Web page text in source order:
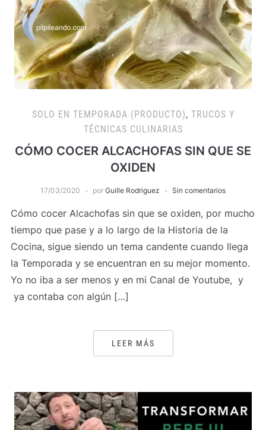
SOLO EN TEMPORADA (PRODUCTO), TRUCOS Y
TÉCNICAS CULINARIAS
CÓMO COCER ALCACHOFAS SIN QUE SE
OXIDEN
17/03/2020 por Guille Rodriguez Sin comentarios
Cómo cocer Alcachofas sin que se oxiden, por mucho
tiempo que pase y a lo largo de la Historia de la
Cocina, sigue siendo un tema candente cuando llega
la Temporada y se encuentran en su mejor momento.
Yo no iba a ser menos y en mi Canal de Youtube, y
ya contaba con algún […]
LEER MÁS